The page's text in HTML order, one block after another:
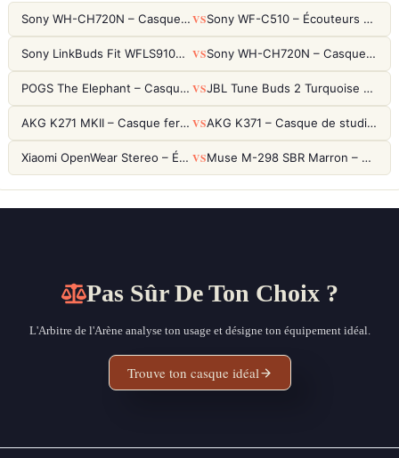
Sony WH-CH720N – Casque ANC 35h, Ultra-léger (192g) avec Processeur V1 VS Sony WF-C510 – Écouteurs True Wireless compacts, autonomie 22h et multipoint
Sony LinkBuds Fit WFLS910NW Blanc – Écouteurs Sport Ailes ANC VS Sony WH-CH720N – Casque ANC 35h, Ultra-léger (192g) avec Processeur V1
POGS The Elephant – Casque Filaire Enfants 85dB POGS-Safe™ (Éco-Responsable) VS JBL Tune Buds 2 Turquoise – Écouteurs True Wireless avec ANC et autonomie 48h
AKG K271 MKII – Casque fermé studio fiable pour une écoute neutre VS AKG K371 – Casque de studio fermé 50mm titane, réponse 5Hz-50kHz
Xiaomi OpenWear Stereo – Écouteurs Open-Ear Hi-Res avec réduction de fuite sonore VS Muse M-298 SBR Marron – Casque Bluetooth ANC avec 66h d'autonomie
Pas Sûr De Ton Choix ?
L'Arbitre de l'Arène analyse ton usage et désigne ton équipement idéal.
Trouve ton casque idéal